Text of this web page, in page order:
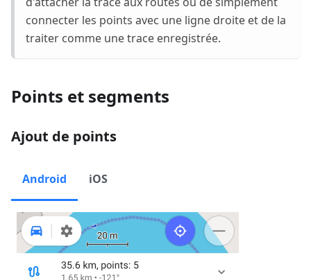
connecter les points avec une ligne droite et de la
traiter comme une trace enregistrée.
Points et segments
Ajout de points
Android iOS